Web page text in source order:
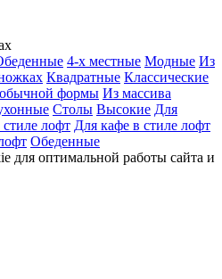
4-х местные Модные Из
Квадратные Классические
формы Из массива
Столы Высокие Для
лофт Для кафе в стиле лофт
Обеденные
для оптимальной работы сайта и